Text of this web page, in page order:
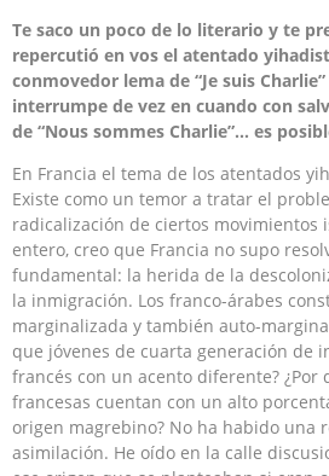
Te saco un poco de lo literario y te
repercutió en vos el atentado
conmovedor lema de “Je suis
interrumpe de vez en cuando con
de “Nous sommes Charlie”… es
En Francia el tema de los atentados
Existe como un temor a tratar el
radicalización de ciertos movimientos
entero, creo que Francia no supo
fundamental: la herida de la
la inmigración. Los franco-árabes
marginalizada y también auto-
que jóvenes de cuarta generación de
francés con un acento diferente? ¿Por
francesas cuentan con un alto
origen magrebino? No ha habido una
asimilación. He oído en la calle